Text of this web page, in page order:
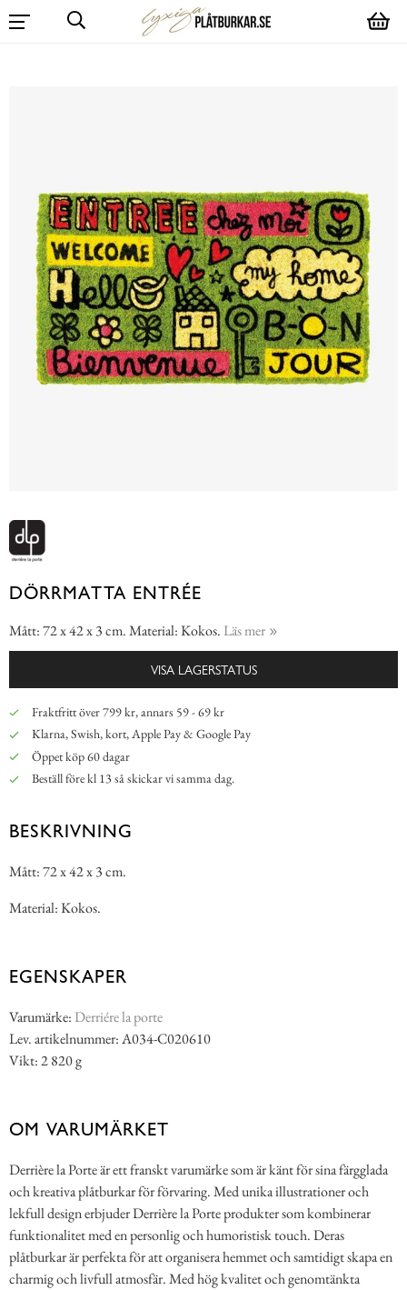
DÖRRMATTA ENTRÉE
Mått: 72 x 42 x 3 cm. Material: Kokos. Läs mer
VISA LAGERSTATUS
Fraktfritt över 799 kr, annars 59 - 69 kr
Klarna, Swish, kort, Apple Pay & Google Pay
Öppet köp 60 dagar
Beställ före kl 13 så skickar vi samma dag.
BESKRIVNING
Mått: 72 x 42 x 3 cm.
Material: Kokos.
EGENSKAPER
Varumärke: Derriére la porte
Lev. artikelnummer: A034-C020610
Vikt: 2 820 g
OM VARUMÄRKET
Derrière la Porte är ett franskt varumärke som är känt för sina färgglada
och kreativa plåtburkar för förvaring. Med unika illustrationer och
lekfull design erbjuder Derrière la Porte produkter som kombinerar
funktionalitet med en personlig och humoristisk touch. Deras
plåtburkar är perfekta för att organisera hemmet och samtidigt skapa en
charmig och livfull atmosfär. Med hög kvalitet och genomtänkta